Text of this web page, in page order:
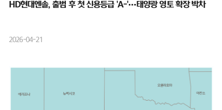
HD현대엔솔, 출범 후 첫 신용등급 'A-'…태양광 영토 확장 박차
2026-04-21